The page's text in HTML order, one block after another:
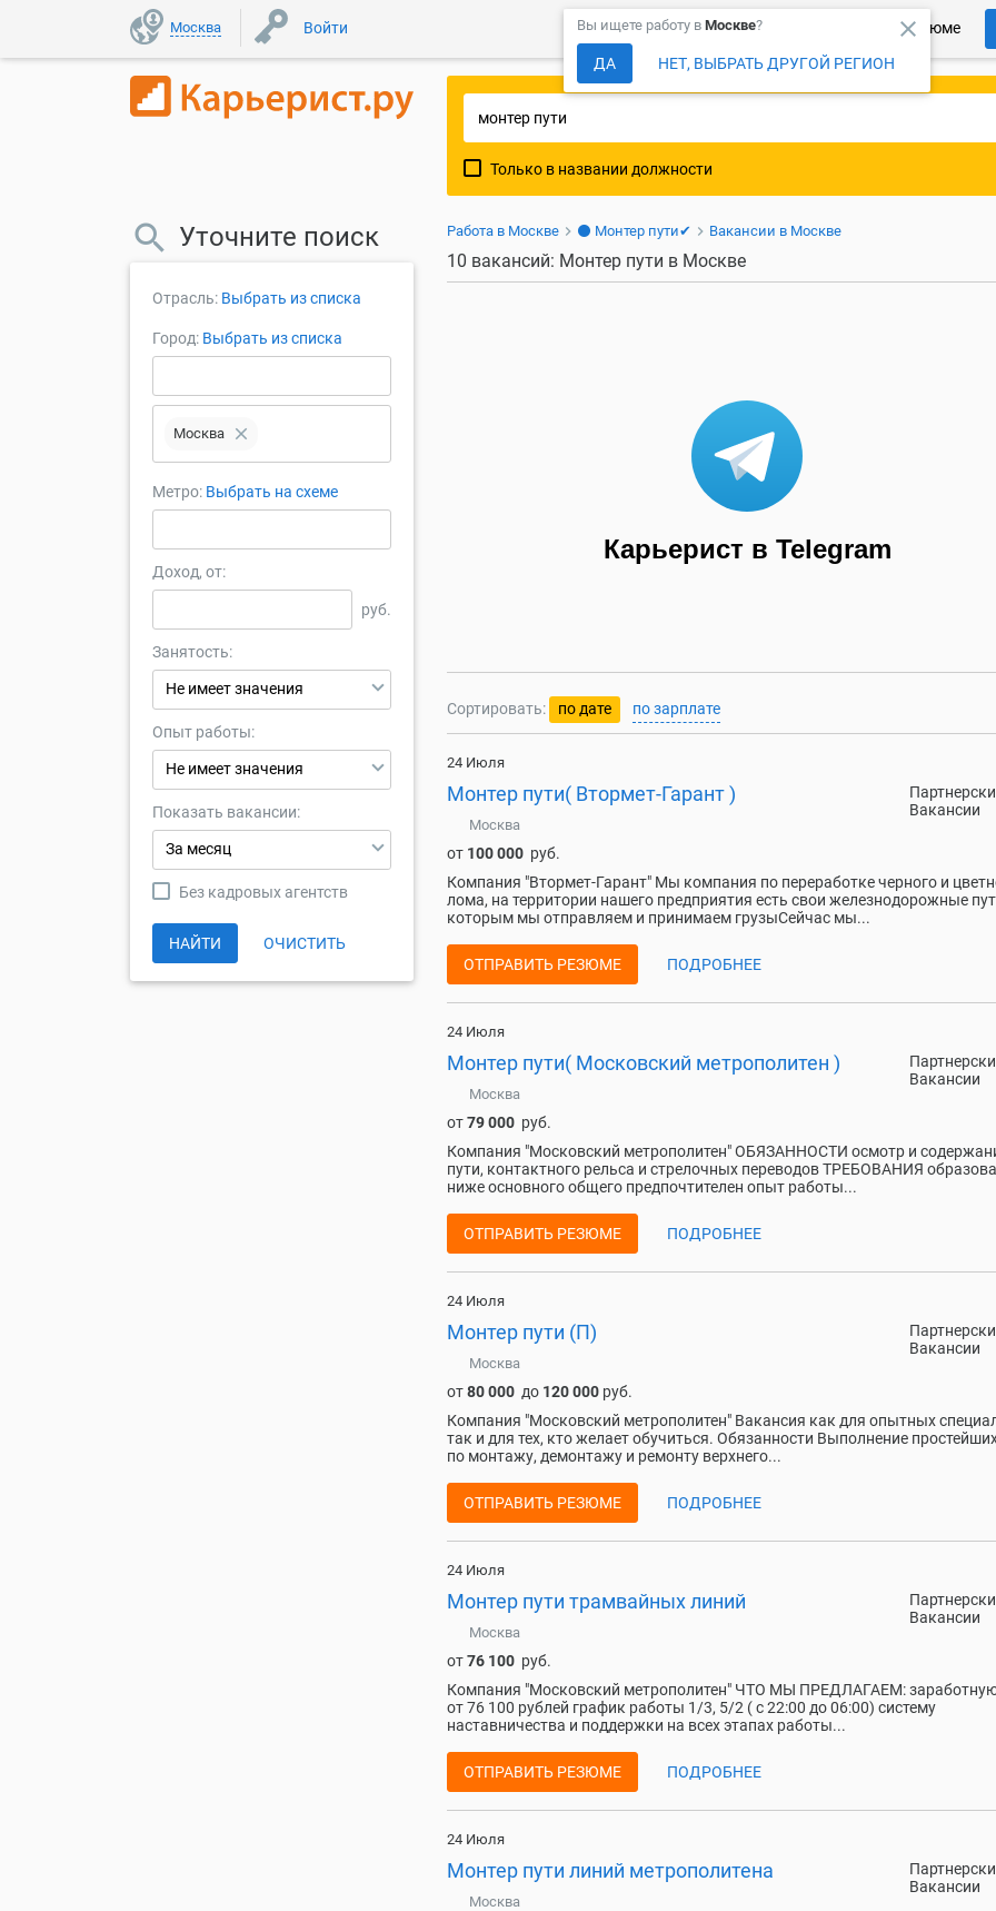
Москва Войти Более 150 000 компаний ждут Ваше резюме
close
Вы ищете работу в Москве?
ДА НЕТ, ВЫБРАТЬ ДРУГОЙ РЕГИОН
Только в названии должности
Работа в Москве ⚫ Монтер пути✔ Вакансии в Москве
10 вакансий: Монтер пути в Москве
Карьерист в Telegram
Сортировать: по дате по зарплате
24 Июля
Вакансии
Монтер пути( Втормет-Гарант )
Москва
от 100 000 руб.
Компания "Втормет-Гарант" Мы компания по переработке черного и
лома, на территории нашего предприятия есть свои железнодорожные
которым мы отправляем и принимаем грузыСейчас мы...
ОТПРАВИТЬ РЕЗЮМЕ ПОДРОБНЕЕ
24 Июля
Вакансии
Монтер пути( Московский метрополитен )
Москва
от79 000 руб.
Компания "Московский метрополитен" ОБЯЗАННОСТИ осмотр и
пути, контактного рельса и стрелочных переводов ТРЕБОВАНИЯ
ниже основного общего предпочтителен опыт работы...
ОТПРАВИТЬ РЕЗЮМЕ ПОДРОБНЕЕ
24 Июля
Вакансии
Монтер пути (П)
Москва
от80 000 до 120 000 руб.
Компания "Московский метрополитен" Вакансия как для опытных
так и для тех, кто желает обучиться. Обязанности Выполнение
по монтажу, демонтажу и ремонту верхнего...
ОТПРАВИТЬ РЕЗЮМЕ ПОДРОБНЕЕ
24 Июля
Вакансии
Монтер пути трамвайных линий
Москва
от76 100 руб.
Компания "Московский метрополитен" ЧТО МЫ ПРЕДЛАГАЕМ:
от 76 100 рублей график работы 1/3, 5/2 ( с 22:00 до 06:00) систему
наставничества и поддержки на всех этапах работы...
ОТПРАВИТЬ РЕЗЮМЕ ПОДРОБНЕЕ
24 Июля
Вакансии
Монтер пути линий метрополитена
Москва
Уточните поиск
Отрасль: Выбрать из списка
Город: Выбрать из списка
Москва close
Метро: Выбрать на схеме
Доход, от:
руб.
Занятость:
Не имеет значения
Опыт работы:
Не имеет значения
Показать вакансии:
За месяц
Без кадровых агентств
НАЙТИ ОЧИСТИТЬ